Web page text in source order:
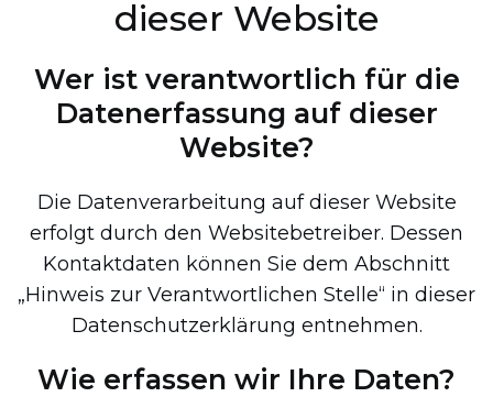
dieser Website
Wer ist verantwortlich für die
Datenerfassung auf dieser
Website?
Die Datenverarbeitung auf dieser Website
erfolgt durch den Websitebetreiber. Dessen
Kontaktdaten können Sie dem Abschnitt
„Hinweis zur Verantwortlichen Stelle“ in dieser
Datenschutzerklärung entnehmen.
Wie erfassen wir Ihre Daten?